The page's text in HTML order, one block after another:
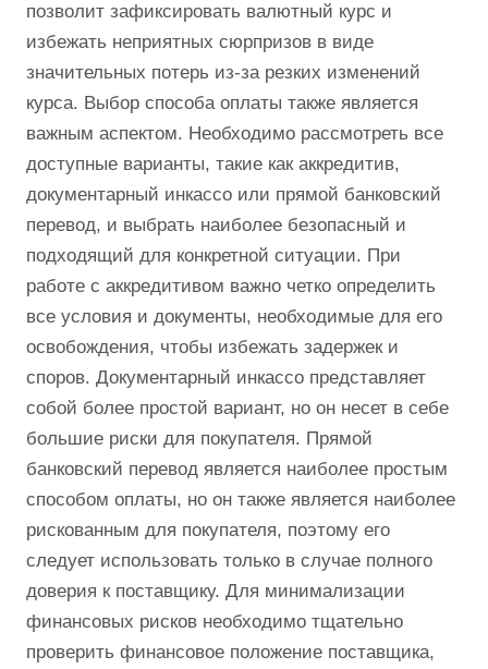
позволит зафиксировать валютный курс и
избежать неприятных сюрпризов в виде
значительных потерь из-за резких изменений
курса. Выбор способа оплаты также является
важным аспектом. Необходимо рассмотреть все
доступные варианты, такие как аккредитив,
документарный инкассо или прямой банковский
перевод, и выбрать наиболее безопасный и
подходящий для конкретной ситуации. При
работе с аккредитивом важно четко определить
все условия и документы, необходимые для его
освобождения, чтобы избежать задержек и
споров. Документарный инкассо представляет
собой более простой вариант, но он несет в себе
большие риски для покупателя. Прямой
банковский перевод является наиболее простым
способом оплаты, но он также является наиболее
рискованным для покупателя, поэтому его
следует использовать только в случае полного
доверия к поставщику. Для минимализации
финансовых рисков необходимо тщательно
проверить финансовое положение поставщика,